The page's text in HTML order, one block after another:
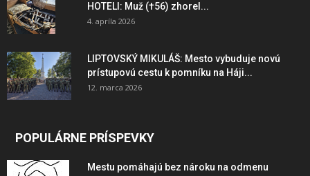
HOTELI: Muž (†56) zhorel...
4. apríla 2026
LIPTOVSKÝ MIKULÁŠ: Mesto vybuduje novú
prístupovú cestu k pomníku na Háji...
12. marca 2026
POPULÁRNE PRÍSPEVKY
Mestu pomáhajú bez nároku na odmenu